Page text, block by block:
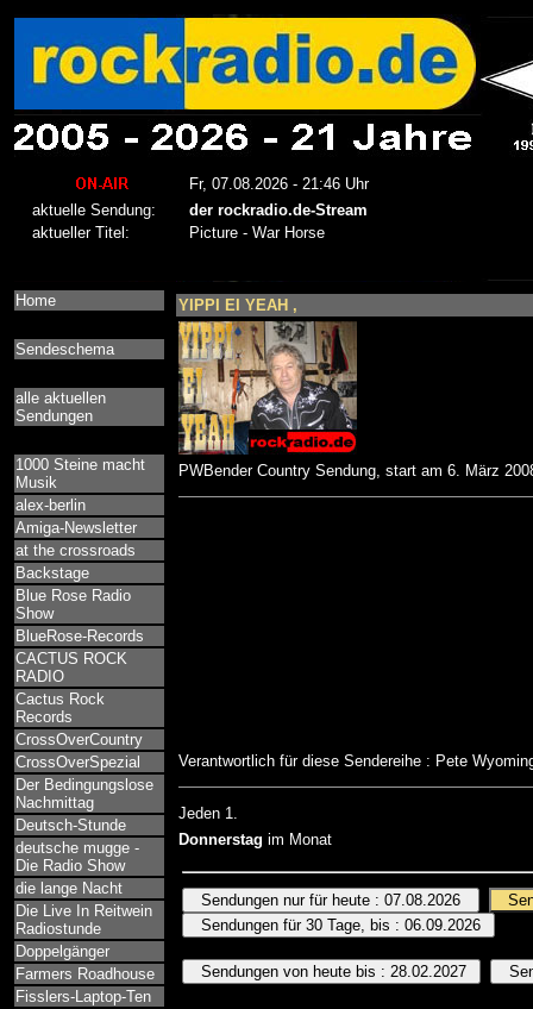
Home
Sendeschema
alle aktuellen
Sendungen
1000 Steine macht
Musik
alex-berlin
Amiga-Newsletter
at the crossroads
Backstage
Blue Rose Radio
Show
BlueRose-Records
CACTUS ROCK
RADIO
Cactus Rock
Records
CrossOverCountry
CrossOverSpezial
Der Bedingungslose
Nachmittag
Deutsch-Stunde
deutsche mugge -
Die Radio Show
die lange Nacht
Die Live In Reitwein
Radiostunde
Doppelgänger
Farmers Roadhouse
Fisslers-Laptop-Ten
YIPPI EI YEAH ,
PWBender Country Sendung, start am 6. März
Verantwortlich für diese Sendereihe : Pete
Jeden 1.
Donnerstag im Monat